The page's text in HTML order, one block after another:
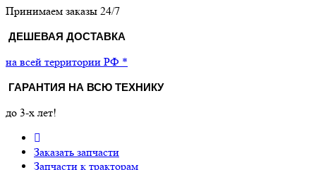
Принимаем заказы 24/7
ДЕШЕВАЯ ДОСТАВКА
на всей территории РФ *
ГАРАНТИЯ НА ВСЮ ТЕХНИКУ
до 3-х лет!
Заказать запчасти
Запчасти к тракторам